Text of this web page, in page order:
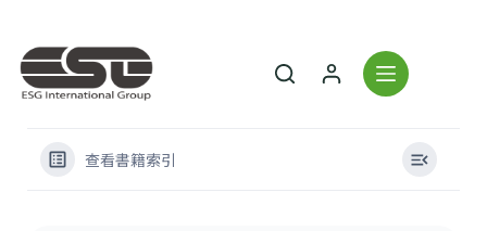
查看書籍索引